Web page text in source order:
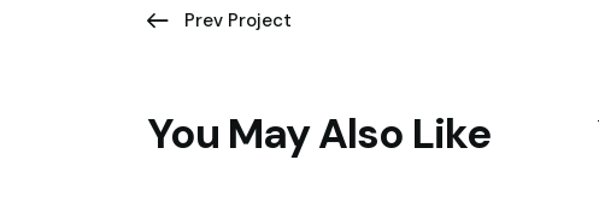
Prev Project
You May Also Like